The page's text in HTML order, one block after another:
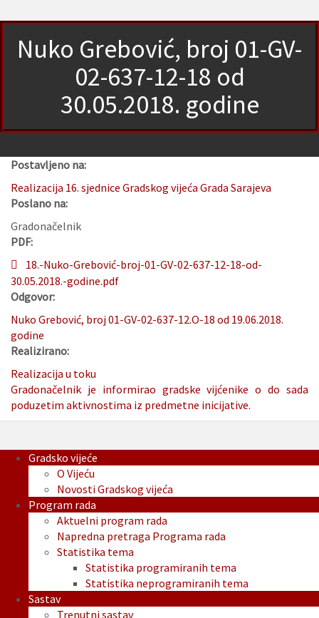
Nuko Grebović, broj 01-GV-
02-637-12-18 od
30.05.2018. godine
Postavljeno na:
Realizacija 16. sjednice Gradskog vijeća Grada Sarajeva
Poslano na:
Gradonačelnik
PDF:
18.-Nuko-Grebović-broj-01-GV-02-637-12-18-od-
30.05.2018.-godine.pdf
Odgovor:
Nuko Grebović, broj 01-GV-02-637-12.O-18 od 19.06.2018.
godine
Realizirano:
Realizacija u toku
Gradonačelnik je informirao gradske vijćenike o do sada
poduzetim aktivnostima iz predmetne inicijative.
Gradsko vijeće
O Vijeću
Novosti Gradskog vijeća
Program rada
Aktuelni program rada
Napredna pretraga Programa rada
Statistika tema
Statistika programiranih tema
Statistika neprogramiranih tema
Sastav
Trenutni sastav